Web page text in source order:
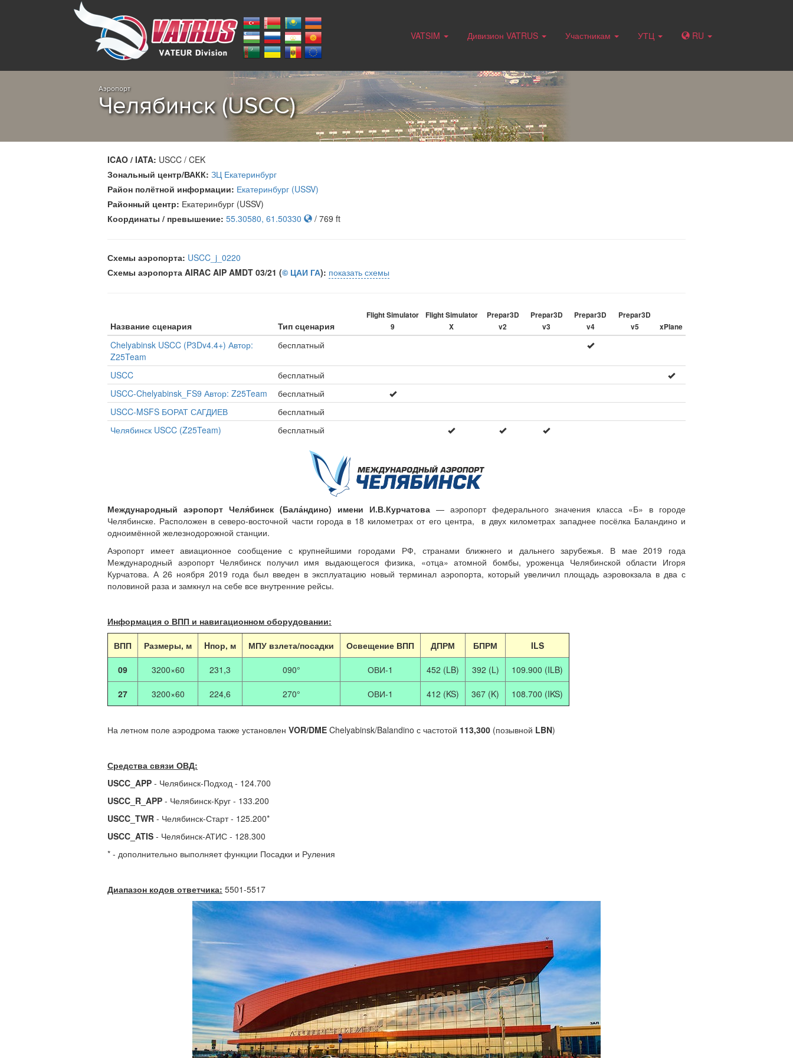
VATSIM Дивизион VATRUS Участникам УТЦ RU
Аэропорт
Челябинск (USCC)
ICAO / IATA: USCC / CEK
Зональный центр/ВАКК: ЗЦ Екатеринбург
Район полётной информации: Екатеринбург (USSV)
Районный центр: Екатеринбург (USSV)
Координаты / превышение: 55.30580, 61.50330 / 769 ft
Схемы аэропорта: USCC_j_0220
Схемы аэропорта AIRAC AIP AMDT 03/21 (© ЦАИ ГА): показать схемы
Название сценария Тип сценария
Flight Simulator
9
Flight Simulator
X
Prepar3D
v2
Prepar3D
v3
Prepar3D
v4
Prepar3D
v5
xPlane
Chelyabinsk USCC (P3Dv4.4+) Автор:
Z25Team
бесплатный
USCC
бесплатный
USCC-Chelyabinsk_FS9 Автор: Z25Team
бесплатный
USCC-MSFS БОРАТ САГДИЕВ
бесплатный
Челябинск USCC (Z25Team)
бесплатный
Международный аэропорт Челя́бинск (Бала́ндино) имени И.В.Курчатова — аэропорт федерального значения класса «Б» в городе
Челябинске. Расположен в северо-восточной части города в 18 километрах от его центра, в двух километрах западнее посёлка Баландино и
одноимённой железнодорожной станции.
Аэропорт имеет авиационное сообщение с крупнейшими городами РФ, странами ближнего и дальнего зарубежья. В мае 2019 года
Международный аэропорт Челябинск получил имя выдающегося физика, «отца» атомной бомбы, уроженца Челябинской области Игоря
Курчатова. А 26 ноября 2019 года был введен в эксплуатацию новый терминал аэропорта, который увеличил площадь аэровокзала в два с
половиной раза и замкнул на себе все внутренние рейсы.
Информация о ВПП и навигационном оборудовании:
ВПП Размеры, м Hпор, м МПУ взлета/посадки Освещение ВПП ДПРМ БПРМ ILS
09 3200×60 231,3 090° ОВИ-1 452 (LB) 392 (L) 109.900 (ILB)
27 3200×60 224,6 270° ОВИ-1 412 (KS) 367 (K) 108.700 (IKS)
На летном поле аэродрома также установлен VOR/DME Chelyabinsk/Balandino с частотой 113,300 (позывной LBN)
Средства связи ОВД:
USCC_APP - Челябинск-Подход - 124.700
USCC_R_APP - Челябинск-Круг - 133.200
USCC_TWR - Челябинск-Старт - 125.200*
USCC_ATIS - Челябинск-АТИС - 128.300
* - дополнительно выполняет функции Посадки и Руления
Диапазон кодов ответчика: 5501-5517